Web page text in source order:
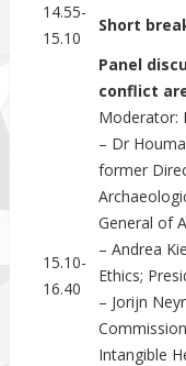
14.55-
15.10
Short
15.10-
16.40
Panel
conflict
Moderator:
– Dr
former
General of
– Andrea
Ethics;
– Jorijn
Intangible